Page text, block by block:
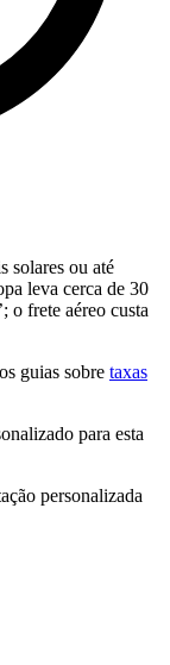
solares ou até
leva cerca de 30
o frete aéreo custa
guias sobre taxas
para esta
personalizada